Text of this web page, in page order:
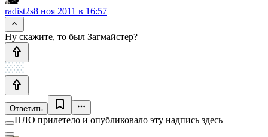
radist2s8 ноя 2011 в 16:57
Ну скажите, то был Загмайстер?
Ответить
НЛО прилетело и опубликовало эту надпись здесь